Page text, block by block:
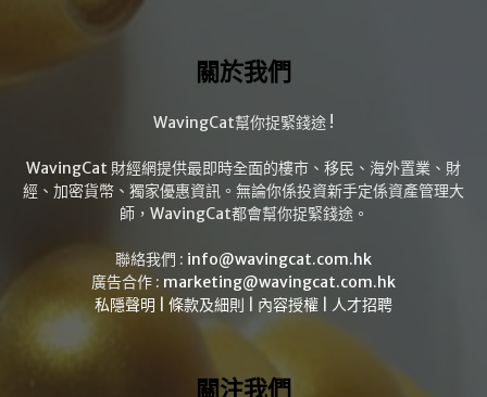
關於我們
WavingCat幫你捉緊錢途 !
WavingCat 財經網提供最即時全面的樓市、移民、海外置業、財
經、加密貨幣、獨家優惠資訊。無論你係投資新手定係資產管理大
師，WavingCat都會幫你捉緊錢途。
聯絡我們 : info@wavingcat.com.hk
廣告合作 : marketing@wavingcat.com.hk
私隱聲明
條款及細則 內容授權 人才招聘
關注我們